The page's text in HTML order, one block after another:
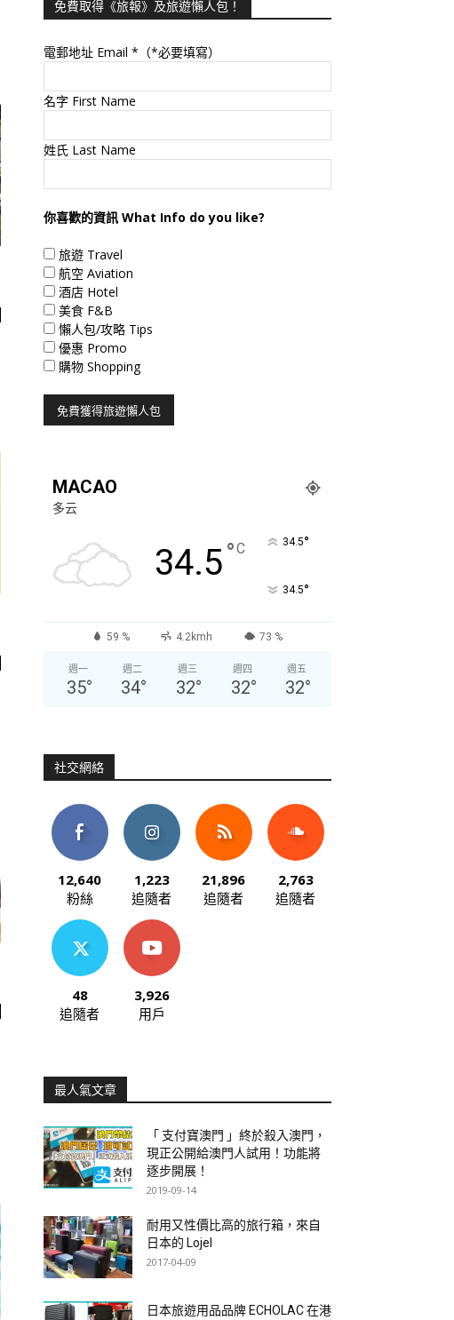
免費取得《旅報》及旅遊懶人包！
電郵地址 Email *（*必要填寫）
名字 First Name
姓氏 Last Name
你喜歡的資訊 What Info do you like?
旅遊 Travel
航空 Aviation
酒店 Hotel
美食 F&B
懶人包/攻略 Tips
優惠 Promo
購物 Shopping
MACAO
多云
34.5°C 34.5°
34.5°
59 % 4.2kmh 73 %
週一
35°
週二
34°
週三
32°
週四
32°
週五
32°
社交網絡
12,640
粉絲
1,223
追隨者
21,896
追隨者
2,763
追隨者
48
追隨者
3,926
用戶
最人氣文章
「 支付寶澳門 」終於殺入澳門，
現正公開給澳門人試用！功能將
逐步開展！
2019-09-14
耐用又性價比高的旅行箱，來自
日本的 Lojel
2017-04-09
日本旅遊用品品牌 ECHOLAC 在港